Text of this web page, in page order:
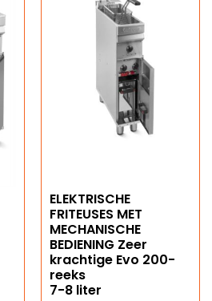
ELEKTRISCHE
FRITEUSES MET
MECHANISCHE
BEDIENING Zeer
krachtige Evo 200-
reeks
7-8 liter